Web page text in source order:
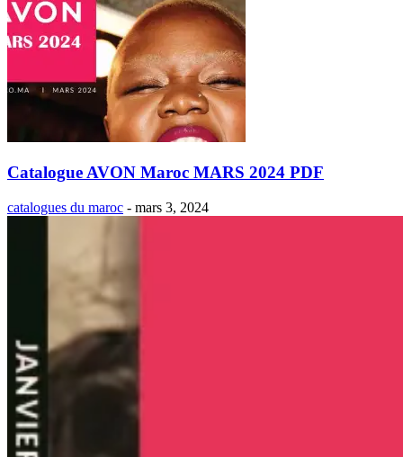
Catalogue AVON Maroc MARS 2024 PDF
catalogues du maroc - mars 3, 2024